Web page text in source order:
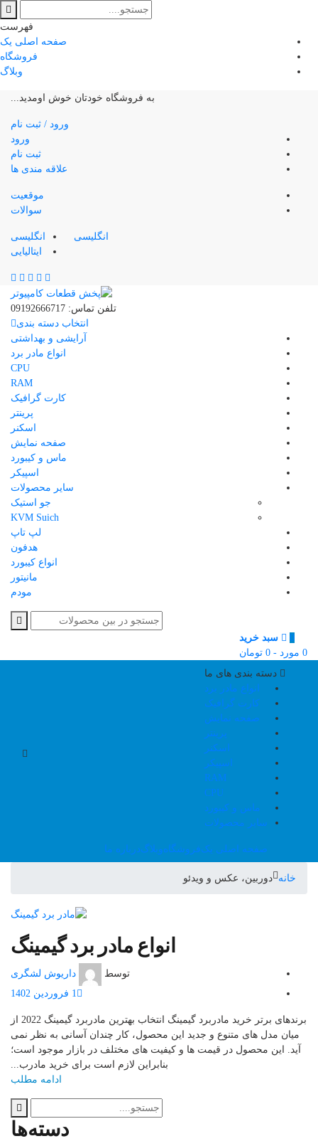
فهرست
صفحه اصلی یک
فروشگاه
وبلاگ
به فروشگاه خودتان خوش اومدید...
ورود / ثبت نام
ورود
ثبت نام
علاقه مندی ها
موقعیت
سوالات
انگلیسی
انگلیسی
ایتالیایی
تلفن تماس: 09192666717
انتخاب دسته بندی
آرایشی و بهداشتی
انواع مادر برد
CPU
RAM
کارت گرافیک
پرینتر
اسکنر
صفحه نمایش
ماس و کیبورد
اسپیکر
سایر محصولات
جو استیک
KVM Suich
لپ تاپ
هدفون
انواع کیبورد
مانیتور
مودم
0
سبد خرید
0 مورد -
0 تومان
دسته بندی های ما
انواع مادر برد
کارت گرافیک
صفحه نمایش
پرینتر
اسکنر
اسپیکر
RAM
CPU
ماس و کیبورد
سایر محصولات
صفحه اصلی یکفروشگاهوبلاگدرباره ما
خانه دوربین، عکس و ویدئو
انواع مادر برد گیمینگ
توسط
داریوش لشگری
1 فروردین 1402
برندهای برتر خرید مادربرد گیمینگ انتخاب بهترین مادربرد گیمینگ 2022 از
میان مدل های متنوع و جدید این محصول، کار چندان آسانی به نظر نمی
آید. این محصول در قیمت ها و کیفیت های مختلف در بازار موجود است؛
بنابراین لازم است برای خرید مادرب...
ادامه مطلب
دسته‌ها